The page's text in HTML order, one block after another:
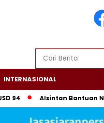
INTERNASIONAL
Alsintan Bantuan